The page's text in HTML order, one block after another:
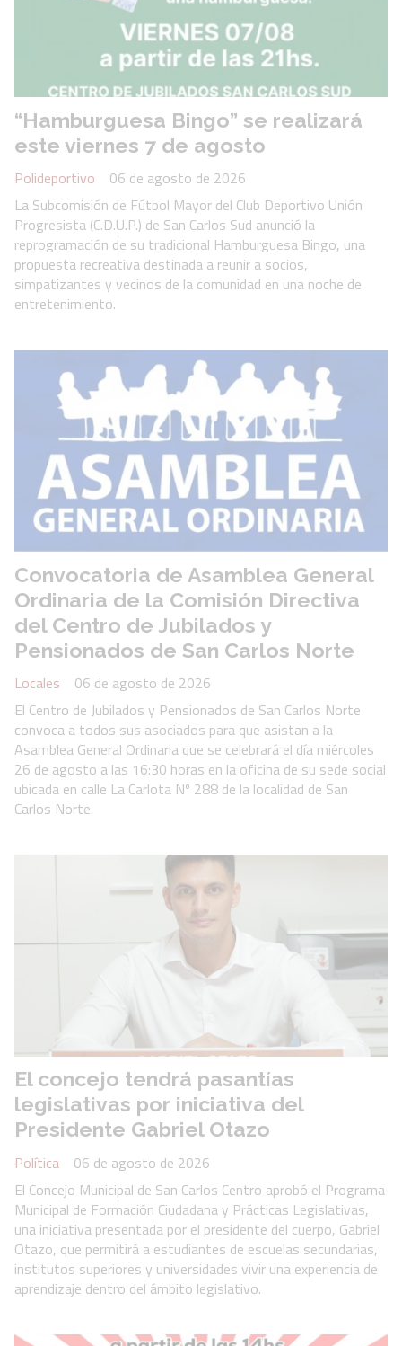
“Hamburguesa Bingo” se realizará
este viernes 7 de agosto
Polideportivo
06 de agosto de 2026
La Subcomisión de Fútbol Mayor del Club Deportivo Unión
Progresista (C.D.U.P.) de San Carlos Sud anunció la
reprogramación de su tradicional Hamburguesa Bingo, una
propuesta recreativa destinada a reunir a socios,
simpatizantes y vecinos de la comunidad en una noche de
entretenimiento.
Convocatoria de Asamblea General
Ordinaria de la Comisión Directiva
del Centro de Jubilados y
Pensionados de San Carlos Norte
Locales
06 de agosto de 2026
El Centro de Jubilados y Pensionados de San Carlos Norte
convoca a todos sus asociados para que asistan a la
Asamblea General Ordinaria que se celebrará el día miércoles
26 de agosto a las 16:30 horas en la oficina de su sede social
ubicada en calle La Carlota Nº 288 de la localidad de San
Carlos Norte.
El concejo tendrá pasantías
legislativas por iniciativa del
Presidente Gabriel Otazo
Política
06 de agosto de 2026
El Concejo Municipal de San Carlos Centro aprobó el Programa
Municipal de Formación Ciudadana y Prácticas Legislativas,
una iniciativa presentada por el presidente del cuerpo, Gabriel
Otazo, que permitirá a estudiantes de escuelas secundarias,
institutos superiores y universidades vivir una experiencia de
aprendizaje dentro del ámbito legislativo.